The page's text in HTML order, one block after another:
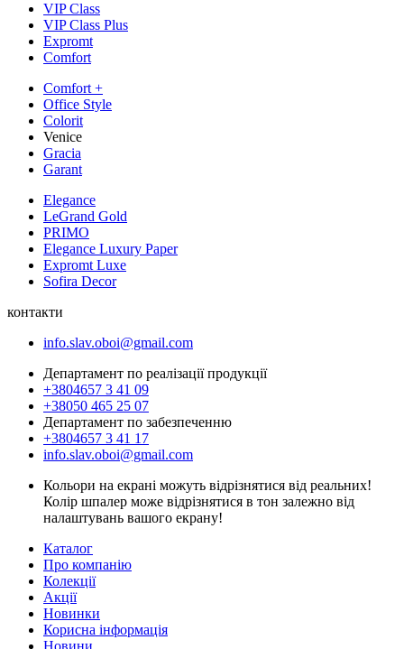
VIP Class
VIP Class Plus
Expromt
Comfort
Comfort +
Office Style
Colorit
Venice
Gracia
Garant
Elegance
LeGrand Gold
PRIMO
Elegance Luxury Paper
Expromt Luxe
Sofira Decor
контакти
info.slav.oboi@gmail.com
Департамент по реалізації продукції
+3804657 3 41 09
+38050 465 25 07
Департамент по забезпеченню
+3804657 3 41 17
info.slav.oboi@gmail.com
Кольори на екрані можуть відрізнятися від реальних!
Колір шпалер може відрізнятися в тон залежно від
налаштувань вашого екрану!
Каталог
Про компанію
Колекції
Акції
Новинки
Корисна інформація
Новини